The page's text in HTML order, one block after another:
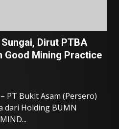
Dirut PTBA
Good Mining Practice
PT Bukit Asam (Persero)
dari Holding BUMN